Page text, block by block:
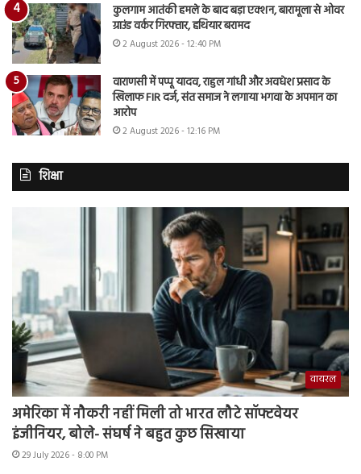
कुलगाम आतंकी हमले के बाद बड़ा एक्शन, बारामूला से ओवर
ग्राउंड वर्कर गिरफ्तार, हथियार बरामद
2 August 2026 - 12:40 PM
वाराणसी में पप्पू यादव, राहुल गांधी और अवधेश प्रसाद के
खिलाफ FIR दर्ज, संत समाज ने लगाया भगवा के अपमान का
आरोप
2 August 2026 - 12:16 PM
शिक्षा
वायरल
अमेरिका में नौकरी नहीं मिली तो भारत लौटे सॉफ्टवेयर
इंजीनियर, बोले- संघर्ष ने बहुत कुछ सिखाया
29 July 2026 - 8:00 PM